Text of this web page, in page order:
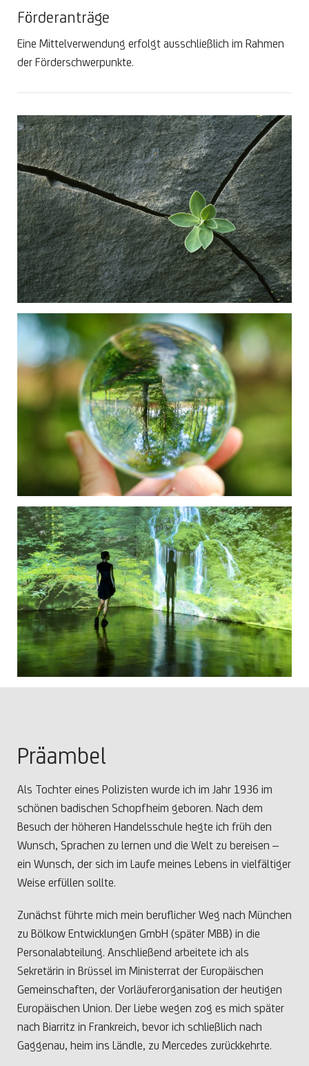
Förderanträge
Eine Mittelverwendung erfolgt ausschließlich im Rahmen
der Förderschwerpunkte.
Präambel
Als Tochter eines Polizisten wurde ich im Jahr 1936 im
schönen badischen Schopfheim geboren. Nach dem
Besuch der höheren Handelsschule hegte ich früh den
Wunsch, Sprachen zu lernen und die Welt zu bereisen –
ein Wunsch, der sich im Laufe meines Lebens in vielfältiger
Weise erfüllen sollte.
Zunächst führte mich mein beruflicher Weg nach München
zu Bölkow Entwicklungen GmbH (später MBB) in die
Personalabteilung. Anschließend arbeitete ich als
Sekretärin in Brüssel im Ministerrat der Europäischen
Gemeinschaften, der Vorläuferorganisation der heutigen
Europäischen Union. Der Liebe wegen zog es mich später
nach Biarritz in Frankreich, bevor ich schließlich nach
Gaggenau, heim ins Ländle, zu Mercedes zurückkehrte.